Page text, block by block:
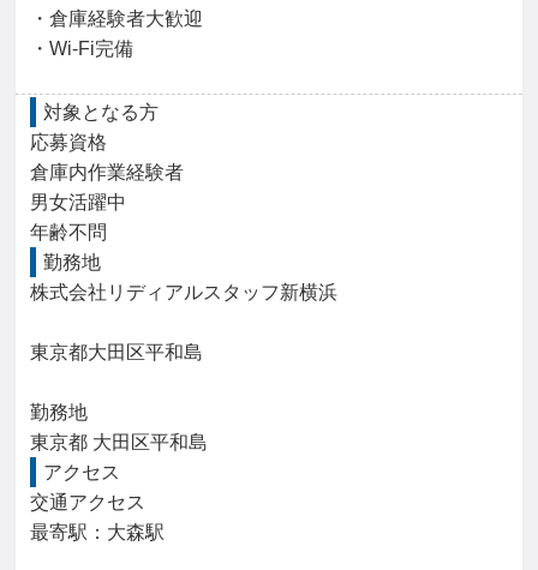
・倉庫経験者大歓迎
・Wi-Fi完備
対象となる方
応募資格
倉庫内作業経験者
男女活躍中
年齢不問
勤務地
株式会社リディアルスタッフ新横浜
東京都大田区平和島
勤務地
東京都 大田区平和島
アクセス
交通アクセス
最寄駅：大森駅